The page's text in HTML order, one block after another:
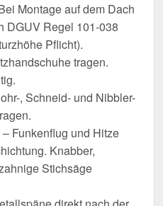
Montage auf dem Dach
DGUV Regel 101-038
Pflicht).
tragen.
, Schneid- und Nibbler-
– Funkenflug und Hitze
Knabber,
Stichsäge